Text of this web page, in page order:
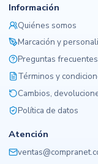
Información
Quiénes somos
Marcación y
Preguntas frecuentes
Términos y
Cambios,
Política de datos
Atención